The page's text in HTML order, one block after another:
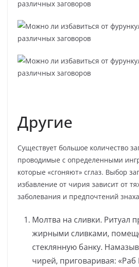
Другие
Существует большое количество
проводимые с определенными
которые «сгоняют» сглаз. Выбор
избавление от чирия зависит от
заболевания и предпочтений
Молтва на сливки. Ритуал
жирными сливками,
стеклянную банку.
чирей, приговаривая: